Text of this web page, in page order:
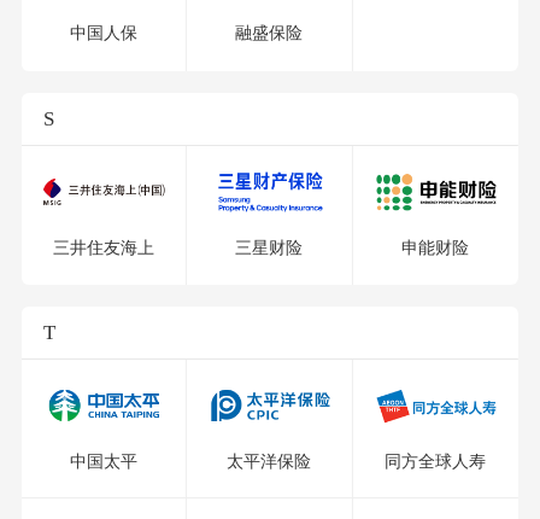
中国人保 融盛保险
S
三井住友海上 三星财险 申能财险
T
中国太平 太平洋保险 同方全球人寿